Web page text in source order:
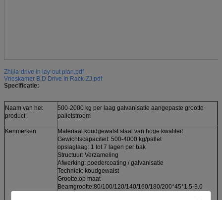
Zhijia-drive in lay-out plan.pdf
Vrieskamer B,D Drive In Rack-ZJ.pdf
Specificatie:
Naam van het
product
500-2000 kg per laag galvanisatie aangepaste grootte
palletstroom
Kenmerken
Materiaal:koudgewalst staal van hoge kwaliteit
Gewichtscapaciteit: 500-4000 kg/pallet
opslaglaag: 1 tot 7 lagen per bak
Structuur: Verzameling
Afwerking: poedercoating / galvanisatie
Techniek: koudgewalst
Grootte:op maat
Beamgrootte:80/100/120/140/160/180/200*45*1.5-3.0